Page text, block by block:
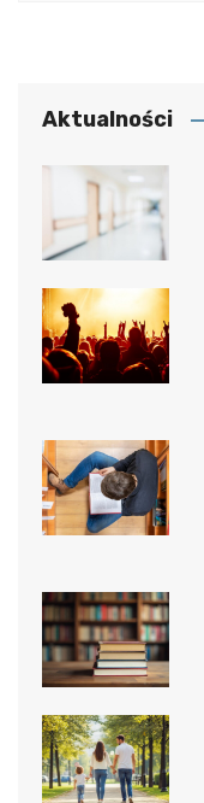
Aktualności